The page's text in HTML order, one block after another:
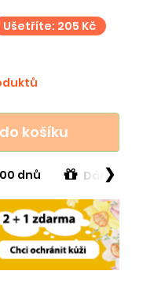
Ušetříte: 205 Kč
košíku
dnů Dárek v
❯